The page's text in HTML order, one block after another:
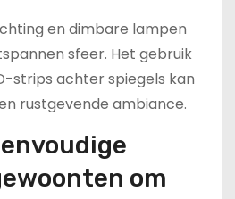
en dimbare lampen
sfeer. Het gebruik
strips achter spiegels kan
rustgevende ambiance.
om